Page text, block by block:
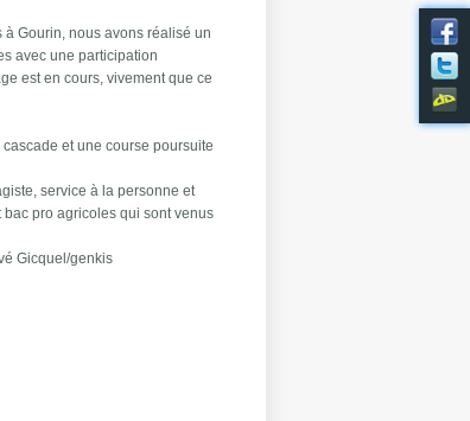
Gourin, nous avons réalisé un
avec une participation
est en cours, vivement que ce
et une course poursuite
service à la personne et
pro agricoles qui sont venus
Gicquel/genkis